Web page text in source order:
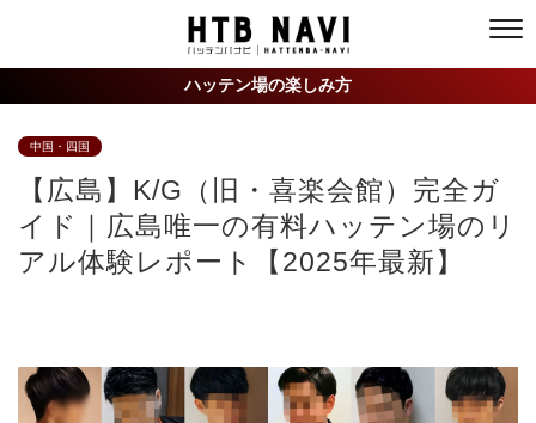
ハッテン場の楽しみ方
中国・四国
【広島】K/G（旧・喜楽会館）完全ガ
イド｜広島唯一の有料ハッテン場のリ
アル体験レポート【2025年最新】